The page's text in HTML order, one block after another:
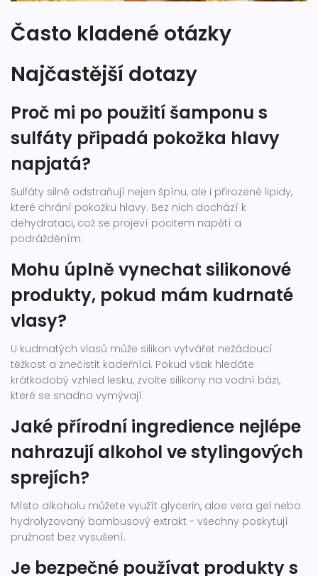
Často kladené otázky
Najčastější dotazy
Proč mi po použití šamponu s
sulfáty připadá pokožka hlavy
napjatá?
Sulfáty silně odstraňují nejen špínu, ale i přirozené lipidy,
které chrání pokožku hlavy. Bez nich dochází k
dehydrataci, což se projeví pocitem napětí a
podrážděním.
Mohu úplně vynechat silikonové
produkty, pokud mám kudrnaté
vlasy?
U kudrnatých vlasů může silikon vytvářet nežádoucí
těžkost a znečistit kadeřníci. Pokud však hledáte
krátkodobý vzhled lesku, zvolte silikony na vodní bázi,
které se snadno vymývají.
Jaké přírodní ingredience nejlépe
nahrazují alkohol ve stylingových
sprejích?
Místo alkoholu můžete využít glycerin, aloe vera gel nebo
hydrolyzovaný bambusový extrakt - všechny poskytují
pružnost bez vysušení.
Je bezpečné používat produkty s